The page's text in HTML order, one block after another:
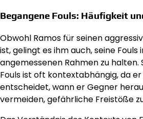
Begangene Fouls: Häufigkeit
Obwohl Ramos für seinen
ist, gelingt es ihm auch, seine Fouls
angemessenen Rahmen zu halten.
Fouls ist oft kontextabhängig, da
entscheidet, wann er Gegner
vermeiden, gefährliche Freistöße